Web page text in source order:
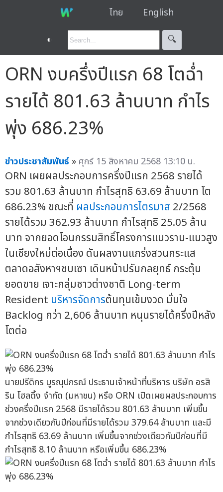
ไทย English
◐ 🔍︎
ORN งบครึ่งปีแรก 68 โตฉ่ำ
รายได้ 801.63 ล้านบาท กำไร
พุ่ง 686.23%
ข่าวประชาสัมพันธ์ » ศุกร์ 15 สิงหาคม 2568 13:10 น.
ORN เผยผลประกอบการครึ่งปีแรก 2568 รายได้
รวม 801.63 ล้านบาท กำไรสุทธิ 63.69 ล้านบาท โต
686.23% ขณะที่ ผลประกอบการไตรมาส 2/2568
รายได้รวม 362.93 ล้านบาท กำไรสุทธิ 25.05 ล้าน
บาท จากยอดโอนกรรมสิทธิ์โครงการแนวราบ-แนวสูง
ในเชียงใหม่ต่อเนื่อง ดันผลงานแกร่งสวนกระแส
ตลาดอสังหาฯซบเซา เดินหน้าปรับกลยุทธ์ กระตุ้น
ยอดขาย เจาะกลุ่มชาวต่างชาติ Long-term
Resident บริหารจัดการต้นทุนเข้มงวด มั่นใจ
Backlog กว่า 2,606 ล้านบาท หนุนรายได้ครึ่งปีหลัง
โตต่อ
นายปรีดิกร บูรณุปกรณ์ ประธานเจ้าหน้าที่บริหาร บริษัท อรสิ
ริน โฮลดิ้ง จำกัด (มหาชน) หรือ ORN เปิดเผยผลประกอบการ
ช่วงครึ่งปีแรก 2568 มีรายได้รวม 801.63 ล้านบาท เพิ่มขึ้น
จากช่วงเดียวกันปีก่อนที่มีรายได้รวม 379.64 ล้านบาท และมี
กำไรสุทธิ 63.69 ล้านบาท เพิ่มขึ้นจากช่วงเดียวกันปีก่อนที่มี
กำไรสุทธิ 8.10 ล้านบาท หรือเพิ่มขึ้น 686.23%